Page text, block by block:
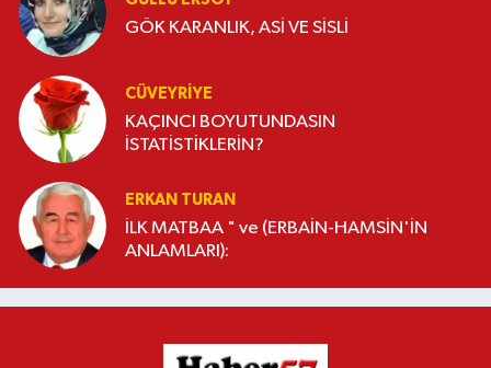
GÖK KARANLIK, ASİ VE SİSLİ
CÜVEYRIYE
KAÇINCI BOYUTUNDASIN
İSTATİSTİKLERİN?
ERKAN TURAN
İLK MATBAA " ve (ERBAİN-HAMSİN'İN
ANLAMLARI):